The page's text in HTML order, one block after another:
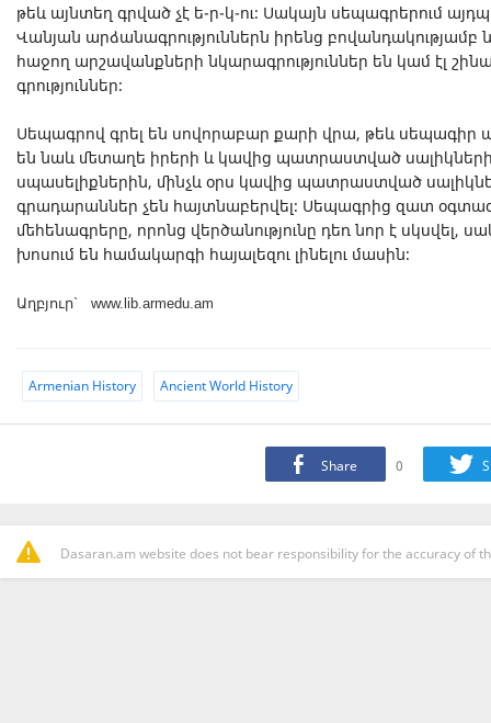
թեև այնտեղ գրված չէ ե-ր-կ-ու։ Սակայն սեպագրերում
Վանյան արձանագրություններն իրենց
հաջող արշավանքների նկարագրություններ են կամ էլ
գրություններ։
Սեպագրով գրել են սովորաբար քարի վրա, թեև սեպագիր
են նաև մետաղե իրերի և կավից պատրաստված
սպասելիքներին, մինչև օրս կավից պատրաստված
գրադարաններ չեն հայտնաբերվել։ Սեպագրից զատ
մեհենագրերը, որոնց վերծանությունը դեռ նոր է սկսվել,
խոսում են համակարգի հայալեզու լինելու մասին։
Աղբյուր` www.lib.armedu.am
Armenian History Ancient World History
Share 0
Dasaran.am website does not bear responsibility for the accuracy of